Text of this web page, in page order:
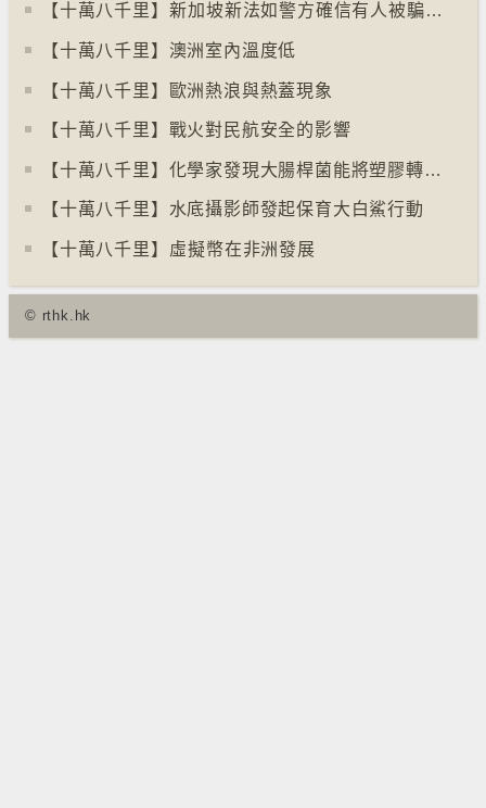
【十萬八千里】⁠新加坡新法如警方確信有人被騙可凍結其戶口
【十萬八千里】澳洲室內溫度低
【十萬八千里】歐洲熱浪與熱蓋現象
【十萬八千里】戰火對民航安全的影響
【十萬八千里】化學家發現大腸桿菌能將塑膠轉化為止痛藥
【十萬八千里】水底攝影師發起保育大白鯊行動
【十萬八千里】⁠虛擬幣在非洲發展
© rthk.hk